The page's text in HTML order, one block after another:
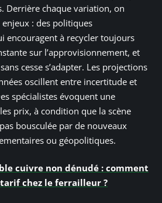
Derrière chaque variation, on
: des politiques
encouragent à recycler toujours
sur l’approvisionnement, et
cesse s’adapter. Les projections
oscillent entre incertitude et
spécialistes évoquent une
prix, à condition que la scène
bousculée par de nouveaux
ou géopolitiques.
cuivre non dénudé : comment
chez le ferrailleur ?